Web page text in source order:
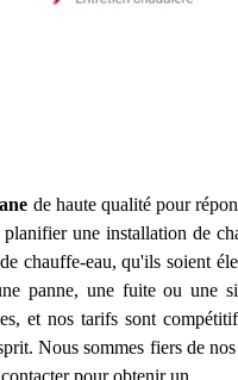
de haute qualité pour
une installation de
chauffe-eau, qu'ils soient
panne, une fuite ou une
et nos tarifs sont
Nous sommes fiers de
pour obtenir un